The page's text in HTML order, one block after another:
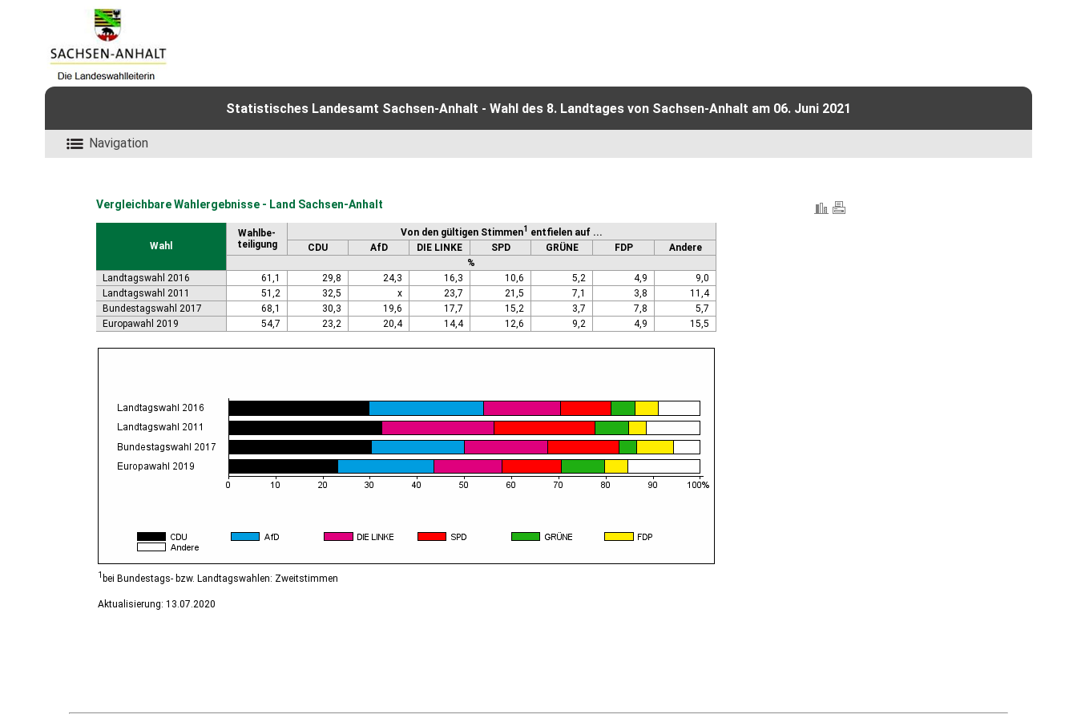
Statistisches Landesamt Sachsen-Anhalt - Wahl des 8. Landtages von Sachsen-Anhalt am 06. Juni 2021
Navigation
Vergleichbare Wahlergebnisse - Land Sachsen-Anhalt
Wahl
Wahlbe-
teiligung
Von den gültigen Stimmen1 entfielen auf ...
CDU
AfD DIE LINKE SPD GRÜNE FDP
Andere
%
Landtagswahl 2016
61,1 29,8 24,3 16,3 10,6 5,2 4,9
9,0
Landtagswahl 2011
51,2 32,5 x 23,7 21,5 7,1 3,8
11,4
Bundestagswahl 2017
68,1 30,3 19,6 17,7 15,2 3,7 7,8
5,7
Europawahl 2019
54,7 23,2 20,4 14,4 12,6 9,2 4,9 15,5
1 bei Bundestags- bzw. Landtagswahlen: Zweitstimmen
Aktualisierung: 13.07.2020